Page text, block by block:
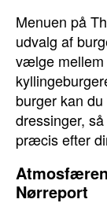
Menuen på
udvalg af
vælge mellem
burger kan
dressinger,
præcis efter
Nørreport